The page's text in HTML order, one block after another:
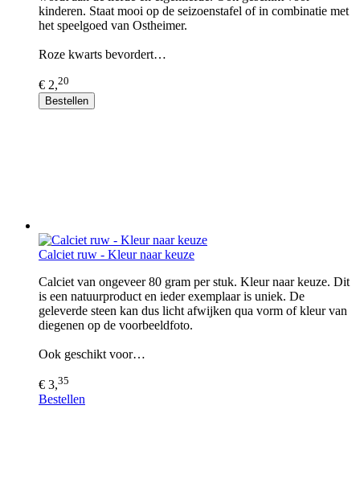
kinderen. Staat mooi op de seizoenstafel of in combinatie met
het speelgoed van Ostheimer.
Roze kwarts bevordert…
€ 2,20
Bestellen
Calciet ruw - Kleur naar keuze
Calciet van ongeveer 80 gram per stuk. Kleur naar keuze. Dit
is een natuurproduct en ieder exemplaar is uniek. De
geleverde steen kan dus licht afwijken qua vorm of kleur van
diegenen op de voorbeeldfoto.
Ook geschikt voor…
€ 3,35
Bestellen